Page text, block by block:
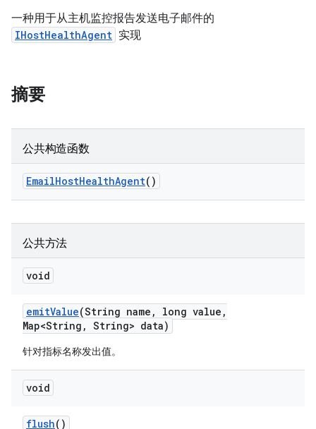
一种用于从主机监控报告发送电子邮件的
IHostHealthAgent 实现
摘要
公共构造函数
EmailHostHealthAgent()
公共方法
void
emitValue(String name , long value ,
Map<String , String> data)
针对指标名称发出值。
void
flush()